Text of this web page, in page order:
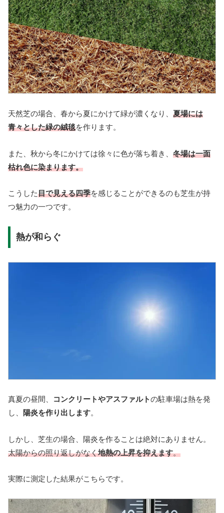
天然芝の場合、春から夏にかけて緑が濃くなり、 夏場には
青々とした緑の絨毯を作ります。
また、秋から冬にかけては徐々に色が落ち着き、 冬場は一面
枯れ色に染まります。
こうした目で見える四季を感じることができるのも芝生が持
つ魅力の一つです。
熱が和らぐ
真夏の昼間、 コンクリートやアスファルトの駐車場は熱を発
し、
陽炎を作り出します。
しかし、芝生の場合、陽炎を作ることは絶対にありません。
太陽からの照り返しがなく地熱の上昇を抑えます。
実際に測定した結果がこちらです。